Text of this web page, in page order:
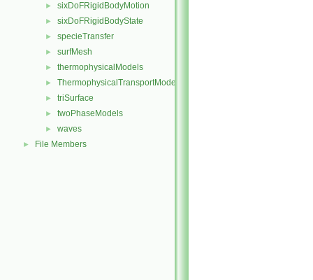
► sixDoFRigidBodyMotion
► sixDoFRigidBodyState
► specieTransfer
► surfMesh
► thermophysicalModels
► ThermophysicalTransportModels
► triSurface
► twoPhaseModels
► waves
► File Members